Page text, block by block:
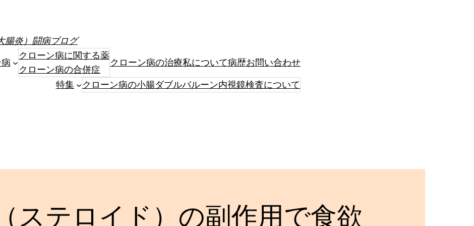
腸炎）闘病ブログ
クローン病に関する薬
クローン病の合併症
クローン病の治療私について病歴お問い合わせ
特集 クローン病の小腸ダブルバルーン内視鏡検査について
ステロイド）の副作用で食欲